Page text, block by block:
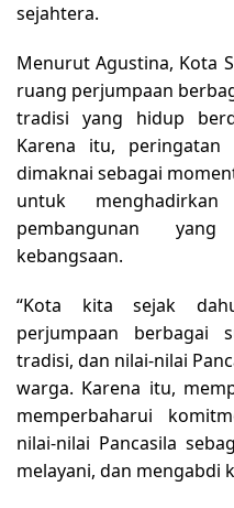
sejahtera.
Menurut Agustina, Kota
ruang perjumpaan
tradisi yang hidup
Karena itu, peringatan
dimaknai sebagai
untuk
pembangunan
kebangsaan.
“Kota kita sejak
perjumpaan berbagai
tradisi, dan nilai-nilai
warga. Karena itu,
memperbaharui
nilai-nilai Pancasila
melayani, dan mengabdi